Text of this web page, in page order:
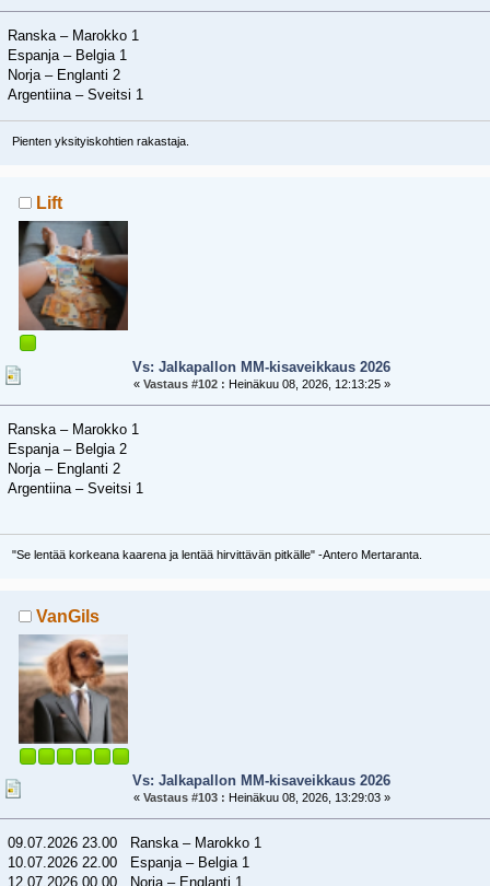
Ranska – Marokko 1
Espanja – Belgia 1
Norja – Englanti 2
Argentiina – Sveitsi 1
Pienten yksityiskohtien rakastaja.
Lift
Vs: Jalkapallon MM-kisaveikkaus 2026
« Vastaus #102 : Heinäkuu 08, 2026, 12:13:25 »
Ranska – Marokko 1
Espanja – Belgia 2
Norja – Englanti 2
Argentiina – Sveitsi 1
"Se lentää korkeana kaarena ja lentää hirvittävän pitkälle" -Antero Mertaranta.
VanGils
Vs: Jalkapallon MM-kisaveikkaus 2026
« Vastaus #103 : Heinäkuu 08, 2026, 13:29:03 »
09.07.2026 23.00 Ranska – Marokko 1
10.07.2026 22.00 Espanja – Belgia 1
12.07.2026 00.00 Norja – Englanti 1